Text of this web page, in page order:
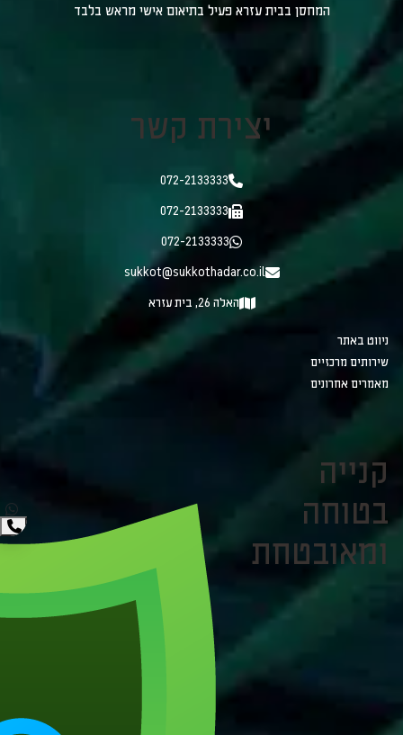
המחסן בבית עזרא פעיל בתיאום אישי מראש בלבד
יצירת קשר
072-2133333
072-2133333
072-2133333
sukkot@sukkothadar.co.il
האלה 26, בית עזרא
ניווט באתר
שירותים מרכזיים
מאמרים אחרונים
קנייה
בטוחה
ומאובטחת